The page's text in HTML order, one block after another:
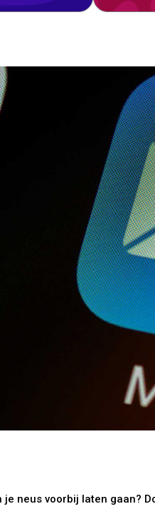
je neus voorbij laten gaan?